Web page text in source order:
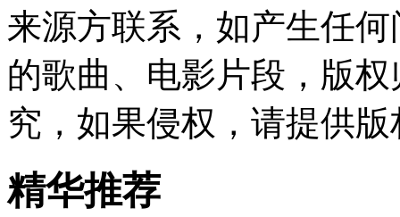
来源方联系，如产生任
的歌曲、电影片段，版
究，如果侵权，请提供
精华推荐